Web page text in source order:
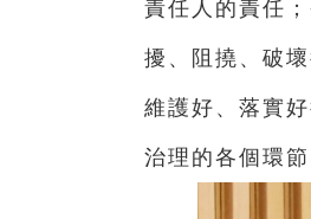
責任人的責任
擾、阻撓、破
維護好、落實
治理的各個環節